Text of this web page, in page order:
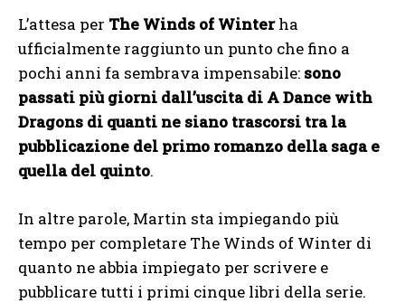
L’attesa per The Winds of Winterha
ufficialmente raggiunto un punto che fino a
pochi anni fa sembrava impensabile: sono
passati più giorni dall’uscita di A Dance with
Dragons di quanti ne siano trascorsi tra la
pubblicazione del primo romanzo della saga e
quella del quinto.
In altre parole, Martin sta impiegando più
tempo per completare The Winds of Winter di
quanto ne abbia impiegato per scrivere e
pubblicare tutti i primi cinque libri della serie.